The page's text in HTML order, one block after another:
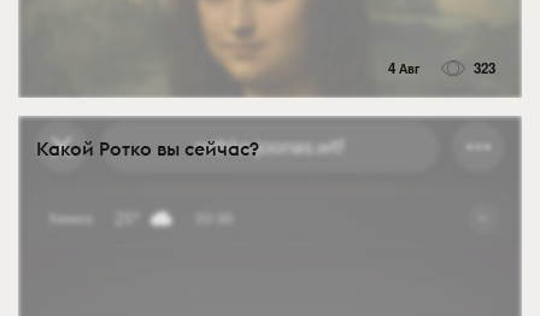
4 Авг 323
Какой Ротко вы сейчас?